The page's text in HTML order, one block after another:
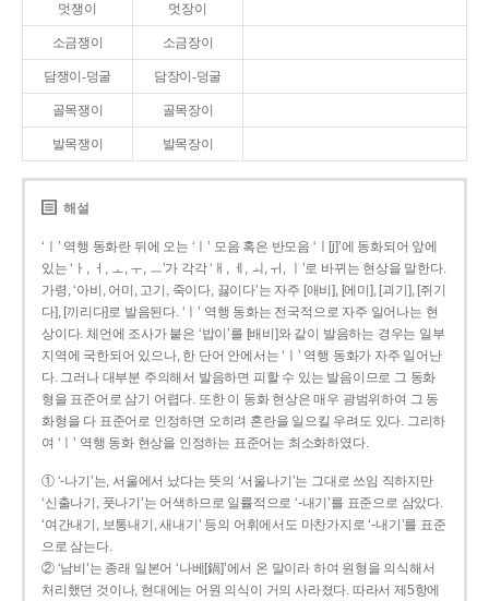
멋쟁이 멋장이
소금쟁이 소금장이
담쟁이-덩굴 담장이-덩굴
골목쟁이 골목장이
발목쟁이 발목장이
해설
‘ㅣ’ 역행 동화란 뒤에 오는 ‘ㅣ’ 모음 혹은 반모음 ‘ㅣ[j]’에 동화되어 앞에
있는 ‘ㅏ, ㅓ, ㅗ, ㅜ, ㅡ’가 각각 ‘ㅐ, ㅔ, ㅚ, ㅟ, ㅣ’로 바뀌는 현상을 말한다.
가령, ‘아비, 어미, 고기, 죽이다, 끓이다’는 자주 [애비], [에미], [괴기], [쥐기
다], [끼리다]로 발음된다. ‘ㅣ’ 역행 동화는 전국적으로 자주 일어나는 현
상이다. 체언에 조사가 붙은 ‘밥이’를 [배비]와 같이 발음하는 경우는 일부
지역에 국한되어 있으나, 한 단어 안에서는 ‘ㅣ’ 역행 동화가 자주 일어난
다. 그러나 대부분 주의해서 발음하면 피할 수 있는 발음이므로 그 동화
형을 표준어로 삼기 어렵다. 또한 이 동화 현상은 매우 광범위하여 그 동
화형을 다 표준어로 인정하면 오히려 혼란을 일으킬 우려도 있다. 그리하
여 ‘ㅣ’ 역행 동화 현상을 인정하는 표준어는 최소화하였다.
① ‘-나기’는, 서울에서 났다는 뜻의 ‘서울나기’는 그대로 쓰임 직하지만
‘신출나기, 풋나기’는 어색하므로 일률적으로 ‘-내기’를 표준으로 삼았다.
‘여간내기, 보통내기, 새내기’ 등의 어휘에서도 마찬가지로 ‘-내기’를 표준
으로 삼는다.
② ‘남비’는 종래 일본어 ‘나베[鍋]’에서 온 말이라 하여 원형을 의식해서
처리했던 것이나, 현대에는 어원 의식이 거의 사라졌다. 따라서 제5항에